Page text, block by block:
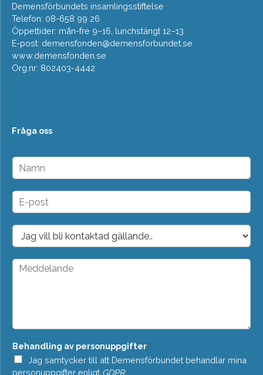
Demensförbundets insamlingsstiftelse
Telefon: 08-658 99 26
Öppettider: mån-fre 9–16, lunchstängt 12–13
E-post: demensfonden@demensforbundet.se
www.demensfonden.se
Org.nr: 802403-4442
Fråga oss
N
m
n
E
p
o
t
*
D
o
p
M
a
d
e
*
Behandling av personuppgifter *
Jag samtycker till att Demensförbundet behandlar mina
personuppgifter enligt GDPR.